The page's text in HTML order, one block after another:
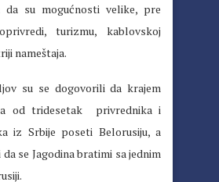
da su mogućnosti velike, pre
turizmu, kablovskoj
nameštaja.
su se dogovorili da krajem
od tridesetak privrednika i
iz Srbije poseti Belorusiju, a
se Jagodina bratimi sa jednim